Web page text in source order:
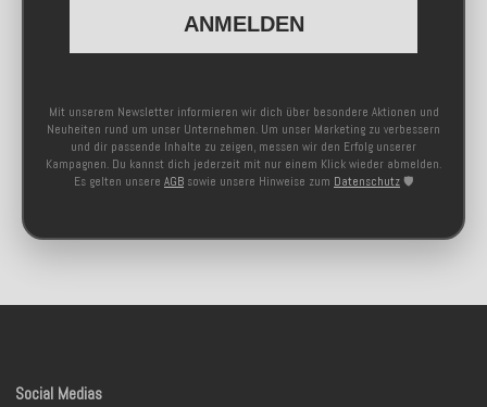
ANMELDEN
Mit unserem Newsletter informieren wir dich über besondere Aktionen und
Neuheiten rund um unser Unternehmen. Um unser Marketing zu verbessern
und dir passende Inhalte zu zeigen, messen wir den Erfolg unserer
Kampagnen. Du kannst dich jederzeit mit nur einem Klick wieder abmelden.
Es gelten unsere AGB sowie unsere Hinweise zum Datenschutz 🛡️
Social Medias